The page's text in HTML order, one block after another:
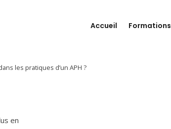
Accueil Formations
les pratiques d’un APH ?
en